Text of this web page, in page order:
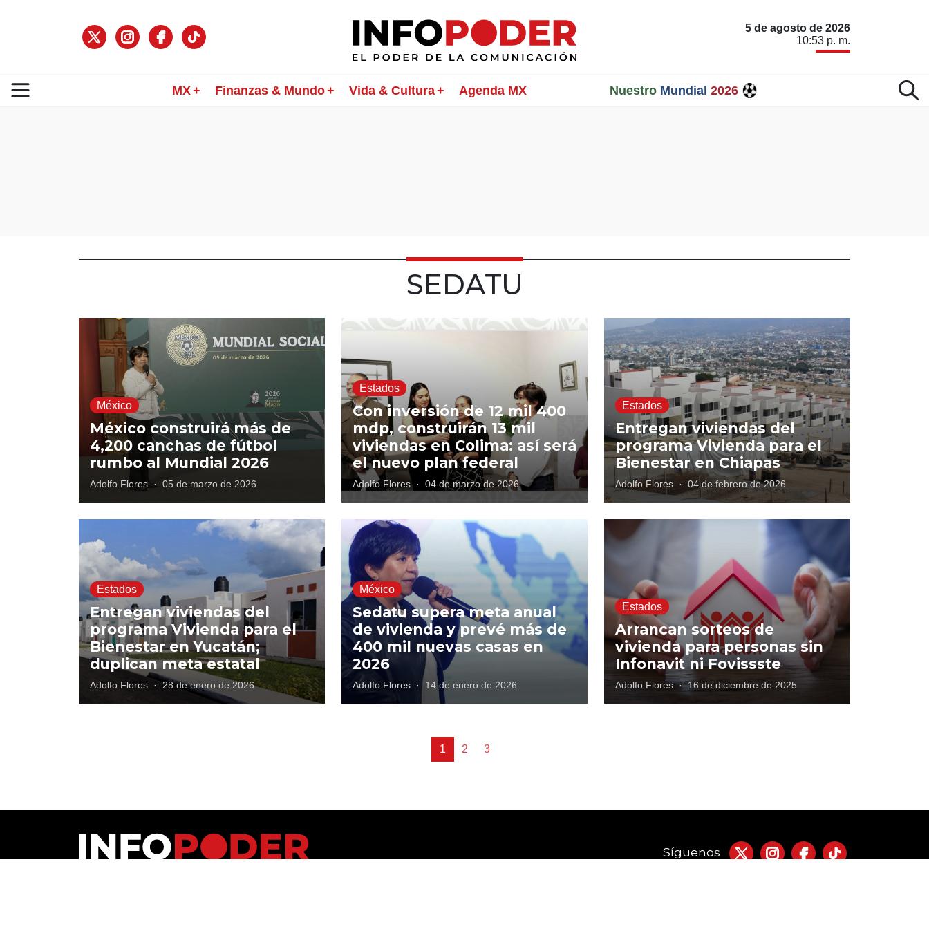
5 de agosto de 2026
10:53 p. m.
MX Finanzas & Mundo Vida & Cultura Agenda MX Nuestro Mundial 2026
SEDATU
México
México construirá más de
4,200 canchas de fútbol
rumbo al Mundial 2026
Adolfo Flores · 05 de marzo de 2026
Estados
Con inversión de 12 mil 400
mdp, construirán 13 mil
viviendas en Colima: así será
el nuevo plan federal
Adolfo Flores · 04 de marzo de 2026
Estados
Entregan viviendas del
programa Vivienda para el
Bienestar en Chiapas
Adolfo Flores · 04 de febrero de 2026
Estados
Entregan viviendas del
programa Vivienda para el
Bienestar en Yucatán;
duplican meta estatal
Adolfo Flores · 28 de enero de 2026
México
Sedatu supera meta anual
de vivienda y prevé más de
400 mil nuevas casas en
2026
Adolfo Flores · 14 de enero de 2026
Estados
Arrancan sorteos de
vivienda para personas sin
Infonavit ni Fovissste
Adolfo Flores· 16 de diciembre de 2025
1 2 3
Síguenos